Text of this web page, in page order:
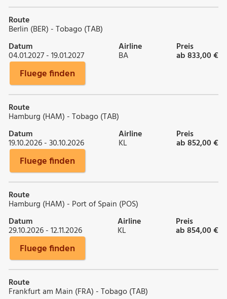
Route
Berlin (BER) - Tobago (TAB)
Datum
04.01.2027 - 19.01.2027
Airline
BA
Preis
ab 833,00 €
Fluege finden
Route
Hamburg (HAM) - Tobago (TAB)
Datum
19.10.2026 - 30.10.2026
Airline
KL
Preis
ab 852,00 €
Fluege finden
Route
Hamburg (HAM) - Port of Spain (POS)
Datum
29.10.2026 - 12.11.2026
Airline
KL
Preis
ab 854,00 €
Fluege finden
Route
Frankfurt am Main (FRA) - Tobago (TAB)